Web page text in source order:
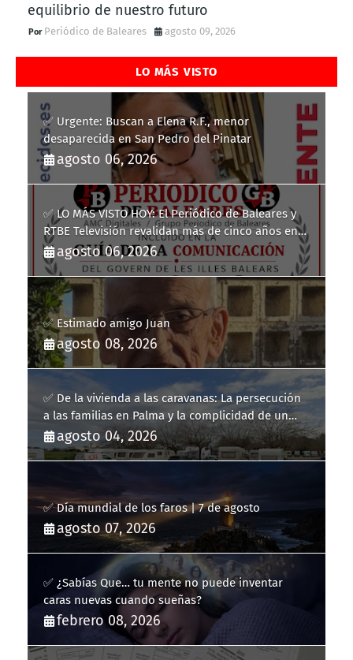
equilibrio de nuestro futuro
Periódico de Baleares agosto 09, 2026
LO MÁS VISTO
✅ Urgente: Buscan a Elena R.F., menor
desaparecida en San Pedro del Pinatar
agosto 06, 2026
✅ LO MÁS VISTO HOY: El Periódico de Baleares y
RTBE Televisión revalidan más de cinco años en
la Guía de la Comunicación del Govern de les Illes
Balears
agosto 06, 2026
✅ Estimado amigo Juan
agosto 08, 2026
✅ De la vivienda a las caravanas: La persecución
a las familias en Palma y la complicidad de un
fracaso heredado
agosto 04, 2026
✅ Día mundial de los faros | 7 de agosto
agosto 07, 2026
✅ ¿Sabías Que… tu mente no puede inventar
caras nuevas cuando sueñas?
febrero 08, 2026